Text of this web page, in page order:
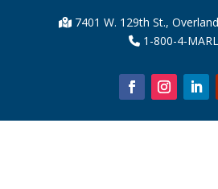
7401 W. 129th St.,
1-800-4-